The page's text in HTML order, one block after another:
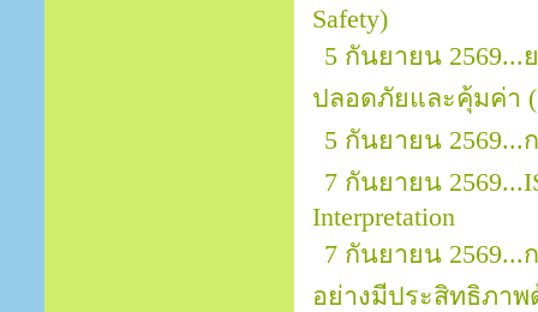
Safety)
5 กันยายน
ปลอดภัยและคุ้มค่า
5 กันยายน 2569...
7 กันยายน
Interpretation
7 กันยายน
อย่างมีประสิทธิภาพ